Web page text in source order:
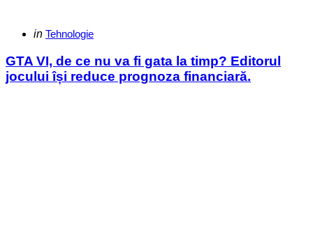
Categories
Posted
in Tehnologie
GTA VI, de ce nu va fi gata la timp? Editorul
jocului își reduce prognoza financiară.